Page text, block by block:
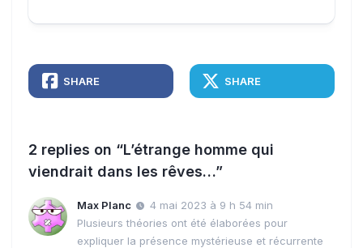
SHARE SHARE
2 replies on “L’étrange homme qui
viendrait dans les rêves…”
Max Planc
4 mai 2023 à 9 h 54 min
Plusieurs théories ont été élaborées pour
expliquer la présence mystérieuse et récurrente